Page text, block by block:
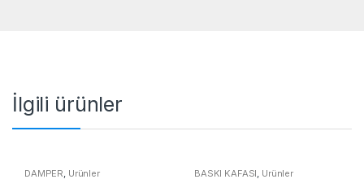
İlgili ürünler
DAMPER, Ürünler BASKI KAFASI, Ürünler